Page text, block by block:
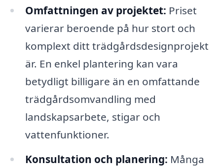
Omfattningen av projektet: Priset
varierar beroende på hur stort och
komplext ditt trädgårdsdesignprojekt
är. En enkel plantering kan vara
betydligt billigare än en omfattande
trädgårdsomvandling med
landskapsarbete, stigar och
vattenfunktioner.
Konsultation och planering: Många